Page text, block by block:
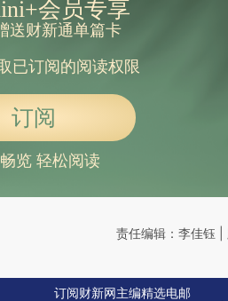
会员专享
送财新通单篇卡
已订阅的阅读权限
订阅
览 轻松阅读
责任编辑：李佳钰 |
订阅财新网主编精选电邮